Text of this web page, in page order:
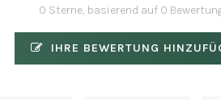
0 Sterne, basierend auf 0
IHRE BEWERTUNG